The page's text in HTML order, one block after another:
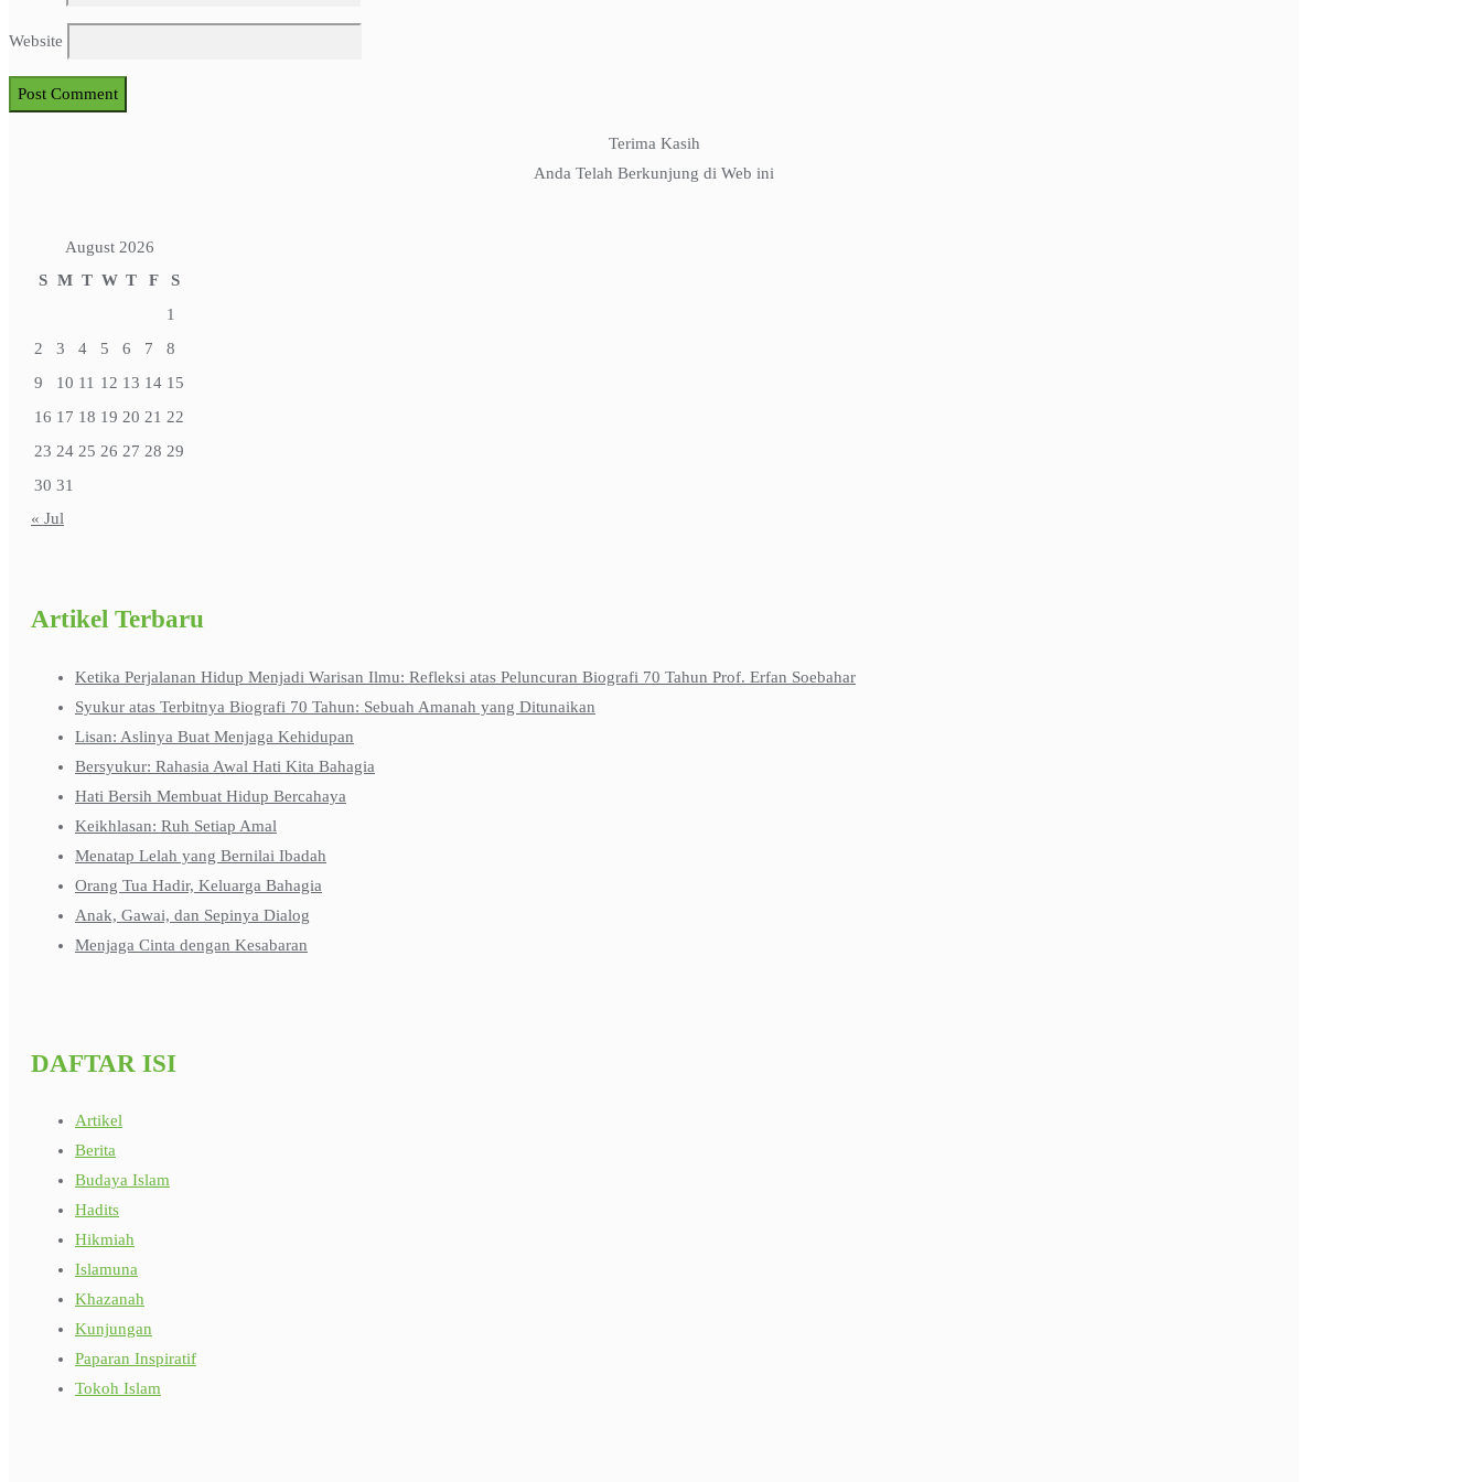
Website
Terima Kasih
Anda Telah Berkunjung di Web ini
August 2026
S M T W T F
S
1
2
3 4 5 6 7
8
9
10 11 12 13 14 15
16 17 18 19 20 21 22
23 24 25 26 27 28 29
30 31
« Jul
Artikel Terbaru
Ketika Perjalanan Hidup Menjadi Warisan Ilmu: Refleksi atas Peluncuran Biografi 70 Tahun Prof. Erfan Soebahar
Syukur atas Terbitnya Biografi 70 Tahun: Sebuah Amanah yang Ditunaikan
Lisan: Aslinya Buat Menjaga Kehidupan
Bersyukur: Rahasia Awal Hati Kita Bahagia
Hati Bersih Membuat Hidup Bercahaya
Keikhlasan: Ruh Setiap Amal
Menatap Lelah yang Bernilai Ibadah
Orang Tua Hadir, Keluarga Bahagia
Anak, Gawai, dan Sepinya Dialog
Menjaga Cinta dengan Kesabaran
DAFTAR ISI
Artikel
Berita
Budaya Islam
Hadits
Hikmiah
Islamuna
Khazanah
Kunjungan
Paparan Inspiratif
Tokoh Islam